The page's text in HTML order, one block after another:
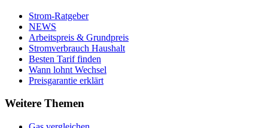
Strom-Ratgeber
NEWS
Arbeitspreis & Grundpreis
Stromverbrauch Haushalt
Besten Tarif finden
Wann lohnt Wechsel
Preisgarantie erklärt
Weitere Themen